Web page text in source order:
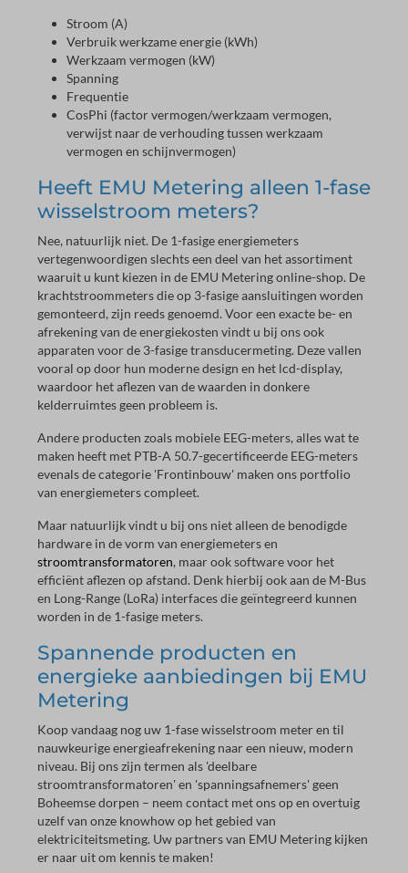
Stroom (A)
Verbruik werkzame energie (kWh)
Werkzaam vermogen (kW)
Spanning
Frequentie
CosPhi (factor vermogen/werkzaam vermogen,
verwijst naar de verhouding tussen werkzaam
vermogen en schijnvermogen)
Heeft EMU Metering alleen 1-fase
wisselstroom meters?
Nee, natuurlijk niet. De 1-fasige energiemeters
vertegenwoordigen slechts een deel van het assortiment
waaruit u kunt kiezen in de EMU Metering online-shop. De
krachtstroommeters die op 3-fasige aansluitingen worden
gemonteerd, zijn reeds genoemd. Voor een exacte be- en
afrekening van de energiekosten vindt u bij ons ook
apparaten voor de 3-fasige transducermeting. Deze vallen
vooral op door hun moderne design en het lcd-display,
waardoor het aflezen van de waarden in donkere
kelderruimtes geen probleem is.
Andere producten zoals mobiele EEG-meters, alles wat te
maken heeft met PTB-A 50.7-gecertificeerde EEG-meters
evenals de categorie 'Frontinbouw' maken ons portfolio
van energiemeters compleet.
Maar natuurlijk vindt u bij ons niet alleen de benodigde
hardware in de vorm van energiemeters en
stroomtransformatoren, maar ook software voor het
efficiënt aflezen op afstand. Denk hierbij ook aan de M-Bus
en Long-Range (LoRa) interfaces die geïntegreerd kunnen
worden in de 1-fasige meters.
Spannende producten en
energieke aanbiedingen bij EMU
Metering
Koop vandaag nog uw 1-fase wisselstroom meter en til
nauwkeurige energieafrekening naar een nieuw, modern
niveau. Bij ons zijn termen als 'deelbare
stroomtransformatoren' en 'spanningsafnemers' geen
Boheemse dorpen – neem contact met ons op en overtuig
uzelf van onze knowhow op het gebied van
elektriciteitsmeting. Uw partners van EMU Metering kijken
er naar uit om kennis te maken!